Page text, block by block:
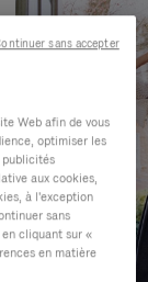
Web afin de vous
optimiser les
publicités
aux cookies,
à l'exception
sans
cliquant sur «
en matière
sans accepter